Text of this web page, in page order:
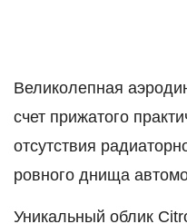
Великолепная
счет прижатого
отсутствия
ровного днища
Уникальный облик